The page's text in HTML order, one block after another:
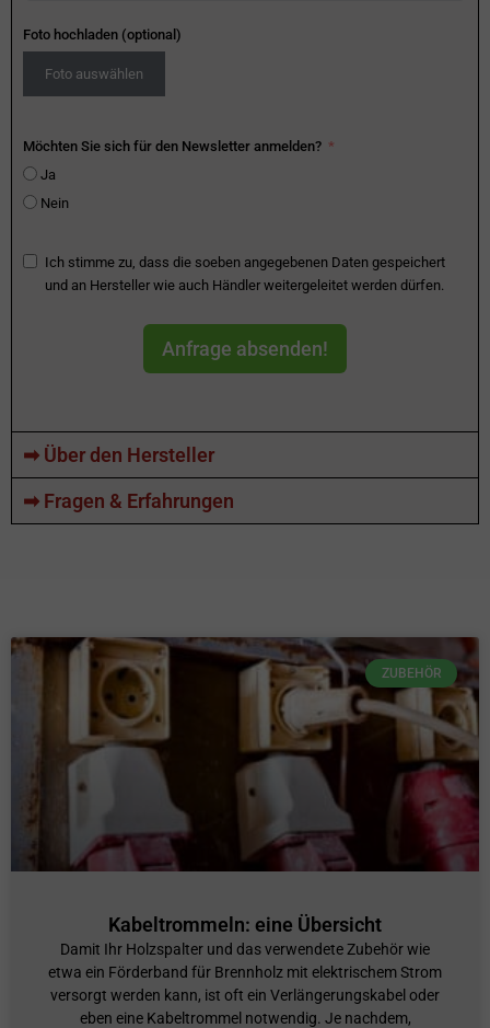
Foto hochladen (optional)
Foto auswählen
Möchten Sie sich für den Newsletter anmelden?
Ja
Nein
Ich stimme zu, dass die soeben angegebenen Daten gespeichert
und an Hersteller wie auch Händler weitergeleitet werden dürfen.
Anfrage absenden!
➡ Über den Hersteller
➡ Fragen & Erfahrungen
ZUBEHÖR
Kabeltrommeln: eine Übersicht
Damit Ihr Holzspalter und das verwendete Zubehör wie
etwa ein Förderband für Brennholz mit elektrischem Strom
versorgt werden kann, ist oft ein Verlängerungskabel oder
eben eine Kabeltrommel notwendig. Je nachdem,